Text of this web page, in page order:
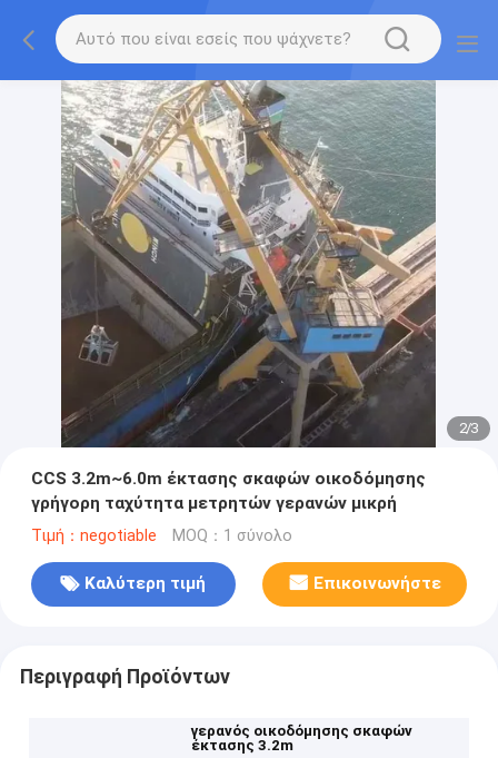
2/3
CCS 3.2m~6.0m έκτασης σκαφών οικοδόμησης
γρήγορη ταχύτητα μετρητών γερανών μικρή
Τιμή：negotiable MOQ：1 σύνολο
Καλύτερη τιμή Επικοινωνήστε
Περιγραφή Προϊόντων
γερανός οικοδόμησης σκαφών
έκτασης 3.2m